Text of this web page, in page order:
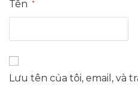
Tên *
Lưu tên của tôi, email, và